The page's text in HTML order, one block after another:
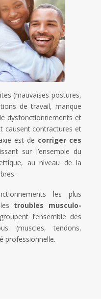
(mauvaises postures,
de travail, manque
dysfonctionnements et
causent contractures et
est de corriger ces
sur l’ensemble du
au niveau de la
les plus
troubles musculo-
l’ensemble des
(muscles, tendons,
professionnelle.